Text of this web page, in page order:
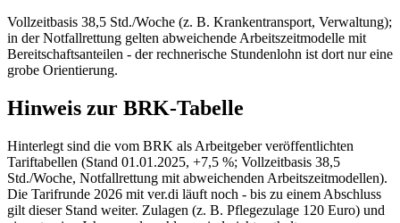
Vollzeitbasis 38,5 Std./Woche (z. B. Krankentransport, Verwaltung);
in der Notfallrettung gelten abweichende Arbeitszeitmodelle mit
Bereitschaftsanteilen - der rechnerische Stundenlohn ist dort nur eine
grobe Orientierung.
Hinweis zur BRK-Tabelle
Hinterlegt sind die vom BRK als Arbeitgeber veröffentlichten
Tariftabellen (Stand 01.01.2025, +7,5 %; Vollzeitbasis 38,5
Std./Woche, Notfallrettung mit abweichenden Arbeitszeitmodellen).
Die Tarifrunde 2026 mit ver.di läuft noch - bis zu einem Abschluss
gilt dieser Stand weiter. Zulagen (z. B. Pflegezulage 120 Euro) und